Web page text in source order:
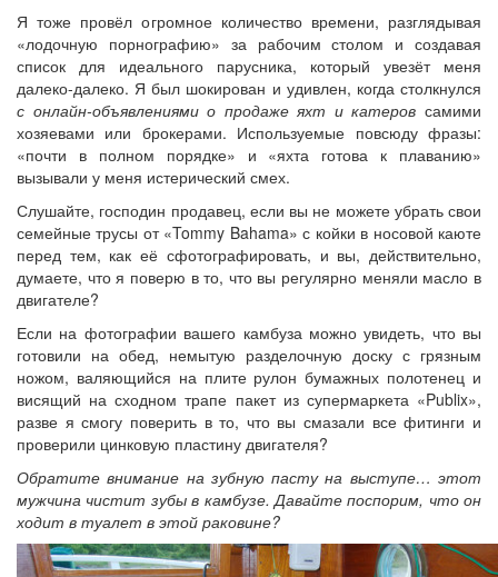
Я тоже провёл огромное количество времени, разглядывая
«лодочную порнографию» за рабочим столом и создавая
список для идеального парусника, который увезёт меня
далеко-далеко. Я был шокирован и удивлен, когда столкнулся
с онлайн-объявлениями о продаже яхт и катеров самими
хозяевами или брокерами. Используемые повсюду фразы:
«почти в полном порядке» и «яхта готова к плаванию»
вызывали у меня истерический смех.
Слушайте, господин продавец, если вы не можете убрать свои
семейные трусы от «Tommy Bahama» с койки в носовой каюте
перед тем, как её сфотографировать, и вы, действительно,
думаете, что я поверю в то, что вы регулярно меняли масло в
двигателе?
Если на фотографии вашего камбуза можно увидеть, что вы
готовили на обед, немытую разделочную доску с грязным
ножом, валяющийся на плите рулон бумажных полотенец и
висящий на сходном трапе пакет из супермаркета «Publix»,
разве я смогу поверить в то, что вы смазали все фитинги и
проверили цинковую пластину двигателя?
Обратите внимание на зубную пасту на выступе… этот
мужчина чистит зубы в камбузе. Давайте поспорим, что он
ходит в туалет в этой раковине?